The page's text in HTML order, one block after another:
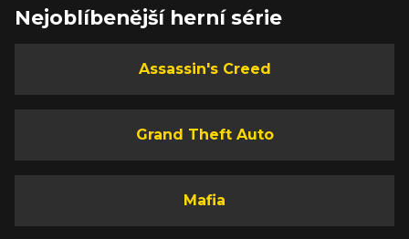
Nejoblíbenější herní série
Assassin's Creed
Grand Theft Auto
Mafia